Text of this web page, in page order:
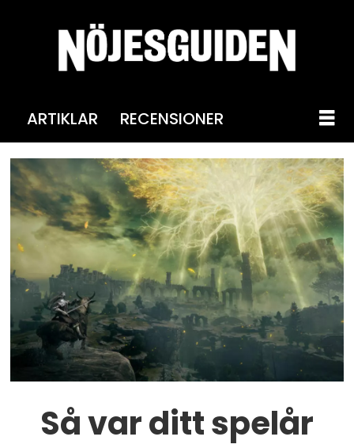
ARTIKLAR RECENSIONER
Så var ditt spelår